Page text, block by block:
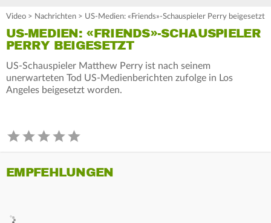
Video > Nachrichten > US-Medien: «Friends»-Schauspieler Perry beigesetzt
US-MEDIEN: «FRIENDS»-SCHAUSPIELER
PERRY BEIGESETZT
US-Schauspieler Matthew Perry ist nach seinem
unerwarteten Tod US-Medienberichten zufolge in Los
Angeles beigesetzt worden.
EMPFEHLUNGEN